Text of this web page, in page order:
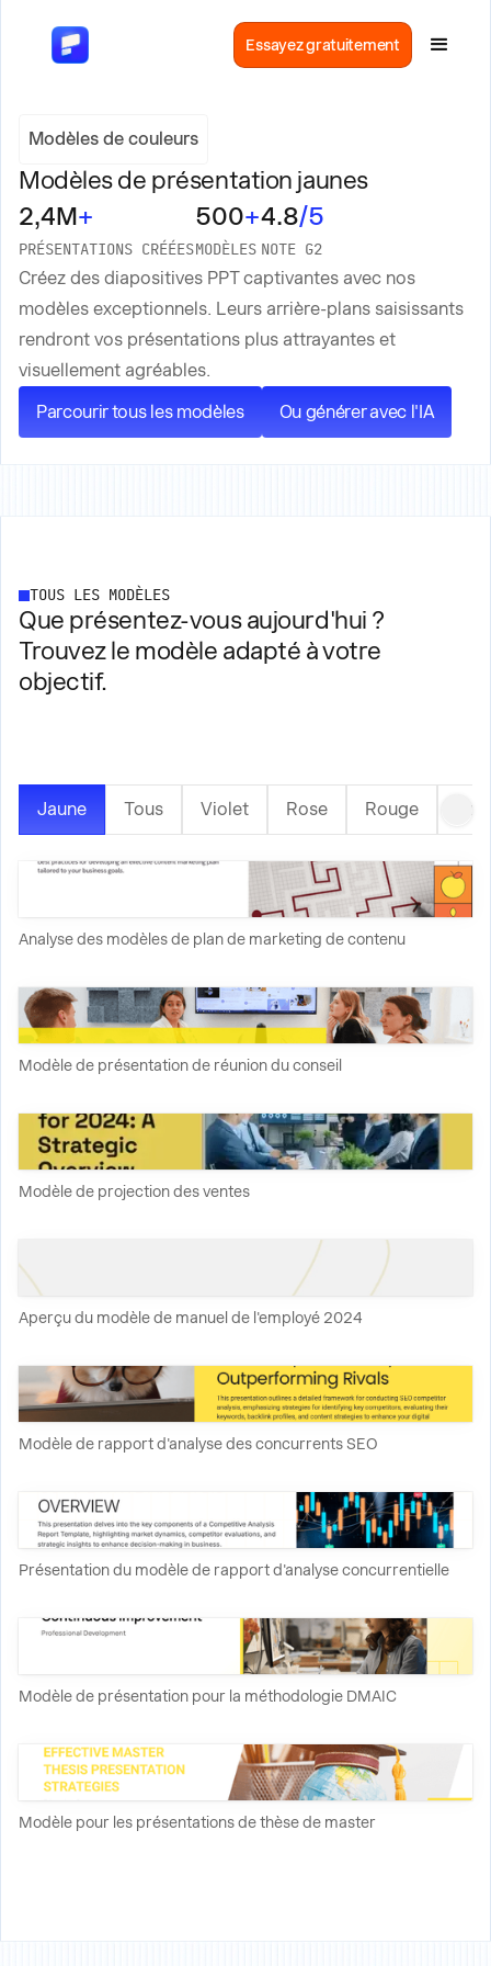
Essayez gratuitement
Modèles de couleurs
Modèles de présentation jaunes
2,4M+
PRÉSENTATIONS CRÉÉES
500+
MODÈLES
4.8/5
NOTE G2
Créez des diapositives PPT captivantes avec nos
modèles exceptionnels. Leurs arrière-plans saisissants
rendront vos présentations plus attrayantes et
visuellement agréables.
Parcourir tous les modèles
Ou générer avec l'IA
TOUS LES MODÈLES
Que présentez-vous aujourd'hui ?
Trouvez le modèle adapté à votre
objectif.
Jaune Tous Violet Rose Rouge
Analyse des modèles de plan de marketing de contenu
Modèle de présentation de réunion du conseil
Modèle de projection des ventes
Aperçu du modèle de manuel de l'employé 2024
Modèle de rapport d'analyse des concurrents SEO
Présentation du modèle de rapport d'analyse concurrentielle
Modèle de présentation pour la méthodologie DMAIC
Modèle pour les présentations de thèse de master